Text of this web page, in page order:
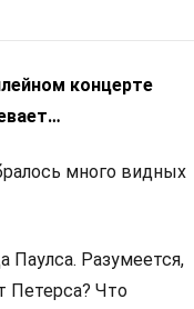
концерте
много видных
Паулса. Разумеется,
Петерса? Что